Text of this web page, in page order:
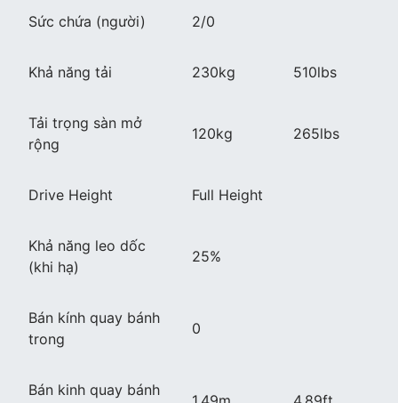
Sức chứa (người) 2/0
Khả năng tải 230kg 510lbs
Tải trọng sàn mở
rộng
120kg 265lbs
Drive Height Full Height
Khả năng leo dốc
(khi hạ)
25%
Bán kính quay bánh
trong
0
Bán kinh quay bánh